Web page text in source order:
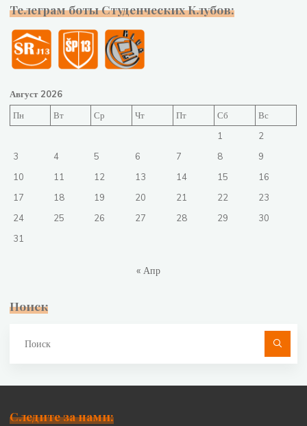
Телеграм боты Студенческих Клубов:
Август 2026
Пн
Вт Ср Чт Пт Сб
Вс
1
2
3
4 5 6 7 8
9
10
11 12 13 14 15
16
17
18 19 20 21 22
23
24
25 26 27 28 29
30
31
« Апр
Поиск
Следите за нами: